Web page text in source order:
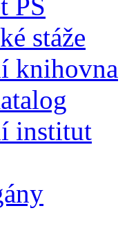
stáže
knihovna
institut